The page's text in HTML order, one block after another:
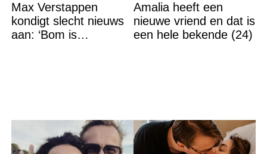
Max Verstappen
kondigt slecht nieuws
aan: ‘Bom is
Amalia heeft een
nieuwe vriend en dat is
een hele bekende (24)